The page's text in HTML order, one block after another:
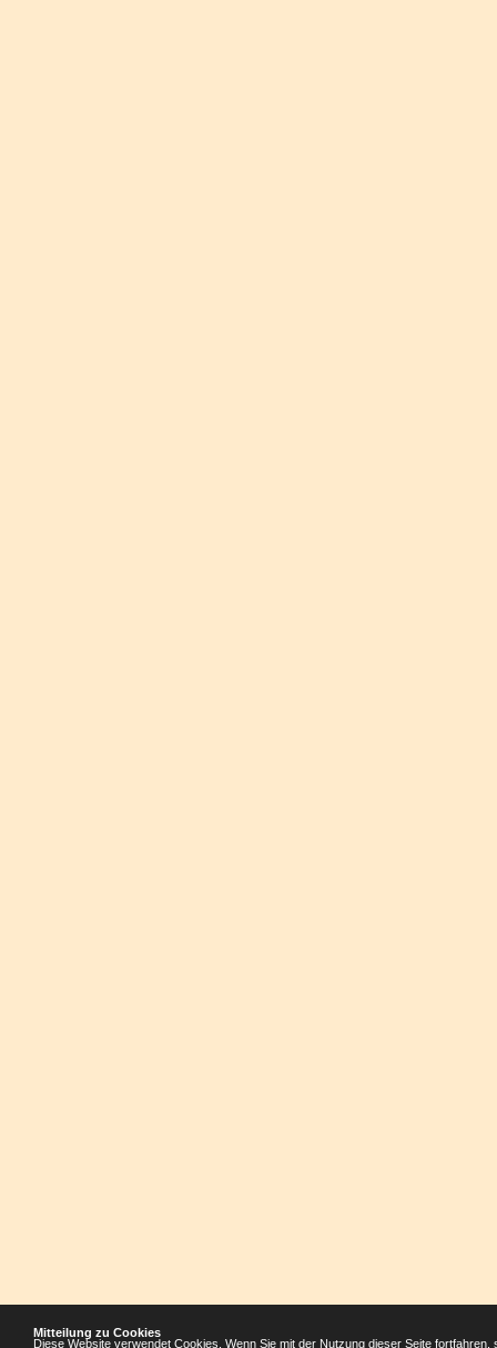
Mitteilung zu Cookies
Diese Website verwendet Cookies. Wenn Sie mit der Nutzung dieser Seite